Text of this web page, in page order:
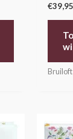
€39,95